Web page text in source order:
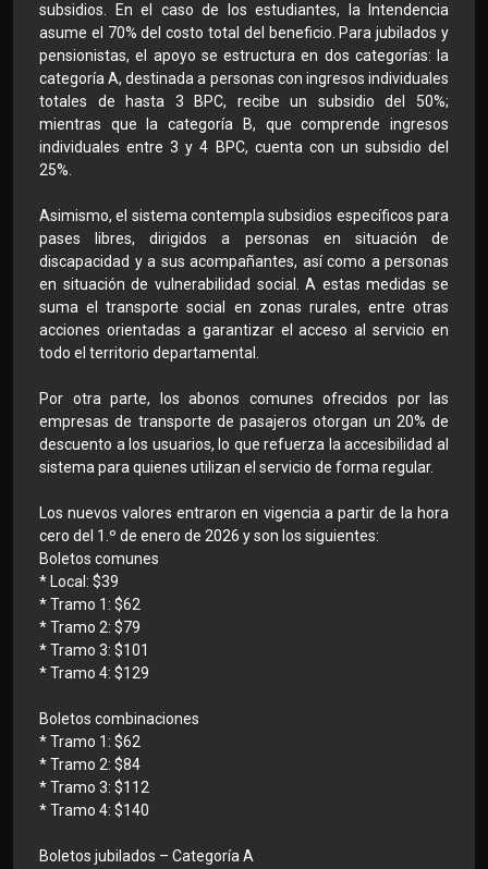
subsidios. En el caso de los estudiantes, la Intendencia
asume el 70% del costo total del beneficio. Para jubilados y
pensionistas, el apoyo se estructura en dos categorías: la
categoría A, destinada a personas con ingresos individuales
totales de hasta 3 BPC, recibe un subsidio del 50%;
mientras que la categoría B, que comprende ingresos
individuales entre 3 y 4 BPC, cuenta con un subsidio del
25%.
Asimismo, el sistema contempla subsidios específicos para
pases libres, dirigidos a personas en situación de
discapacidad y a sus acompañantes, así como a personas
en situación de vulnerabilidad social. A estas medidas se
suma el transporte social en zonas rurales, entre otras
acciones orientadas a garantizar el acceso al servicio en
todo el territorio departamental.
Por otra parte, los abonos comunes ofrecidos por las
empresas de transporte de pasajeros otorgan un 20% de
descuento a los usuarios, lo que refuerza la accesibilidad al
sistema para quienes utilizan el servicio de forma regular.
Los nuevos valores entraron en vigencia a partir de la hora
cero del 1.º de enero de 2026 y son los siguientes:
Boletos comunes
* Local: $39
* Tramo 1: $62
* Tramo 2: $79
* Tramo 3: $101
* Tramo 4: $129
Boletos combinaciones
* Tramo 1: $62
* Tramo 2: $84
* Tramo 3: $112
* Tramo 4: $140
Boletos jubilados – Categoría A